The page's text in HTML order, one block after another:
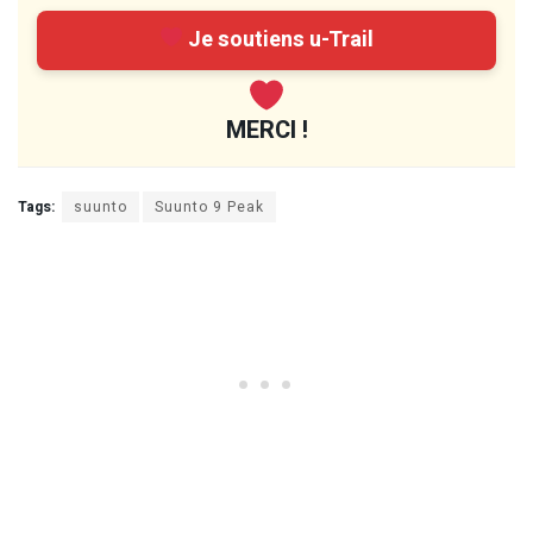
Je soutiens u-Trail
MERCI !
Tags: suunto Suunto 9 Peak